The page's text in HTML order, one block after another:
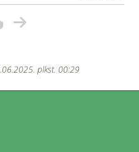
plkst. 00:29